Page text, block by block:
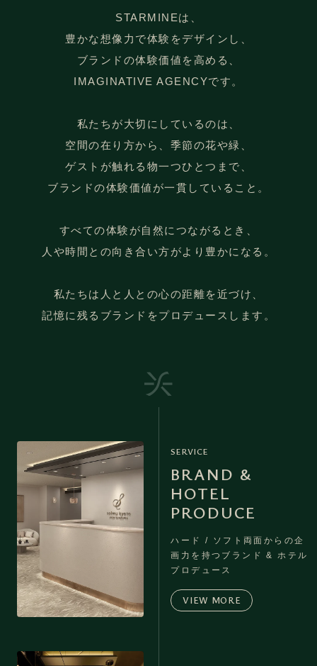
STARMINEは、
豊かな想像力で体験をデザインし、
ブランドの体験価値を高める、
IMAGINATIVE AGENCYです。
私たちが大切にしているのは、
空間の在り方から、季節の花や緑、
ゲストが触れる物一つひとつまで、
ブランドの体験価値が一貫していること。
すべての体験が自然につながるとき、
人や時間との向き合い方がより豊かになる。
私たちは人と人との心の距離を近づけ、
記憶に残るブランドをプロデュースします。
SERVICE
BRAND &
HOTEL
PRODUCE
ハード / ソフト両面からの企
画力を持つ ブランド & ホテル
プロデュース
VIEW MORE